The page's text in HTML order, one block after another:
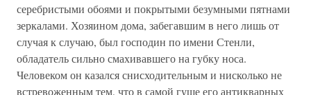
серебристыми обоями и покрытыми безумными пятнами
зеркалами. Хозяином дома, забегавшим в него лишь от
случая к случаю, был господин по имени Стенли,
обладатель сильно смахивавшего на губку носа.
Человеком он казался снисходительным и нисколько не
встревоженным тем, что в самой гуще его антикварных